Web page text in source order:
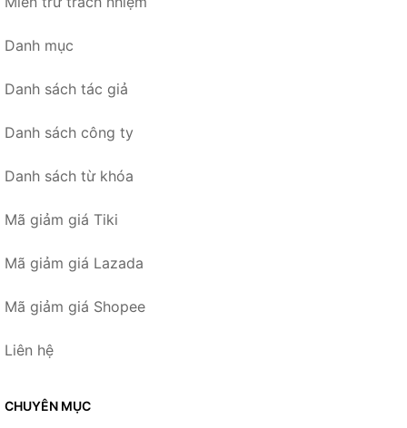
Danh mục
Danh sách tác giả
Danh sách công ty
Danh sách từ khóa
Mã giảm giá Tiki
Mã giảm giá Lazada
Mã giảm giá Shopee
Liên hệ
CHUYÊN MỤC